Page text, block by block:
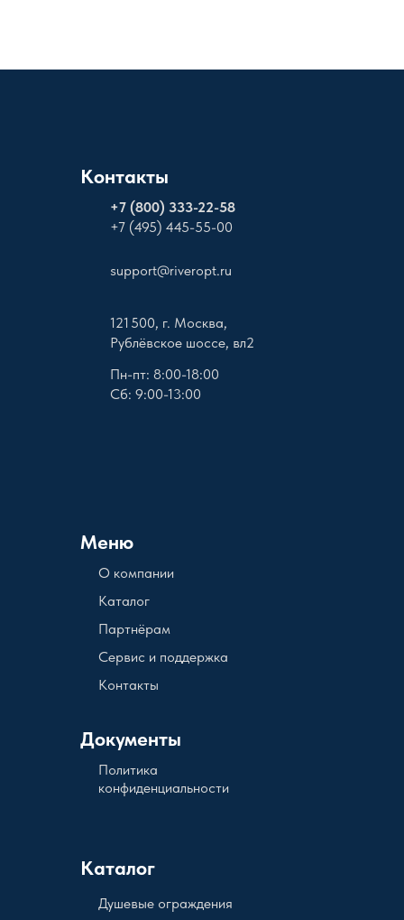
Контакты
+7 (800) 333-22-58
+7 (495) 445-55-00
support@riveropt.ru
Меню
121 500, г. Москва,
Рублёвское шоссе, вл2
О компании
Документы
Пн-пт: 8:00-18:00
Сб: 9:00-13:00
Каталог
Политика
конфиденциальности
Партнёрам
Сервис и поддержка
Контакты
Каталог
Душевые ограждения